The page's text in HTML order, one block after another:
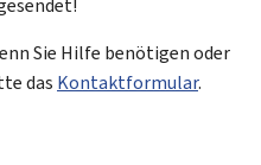
Sie Hilfe benötigen oder
das Kontaktformular.